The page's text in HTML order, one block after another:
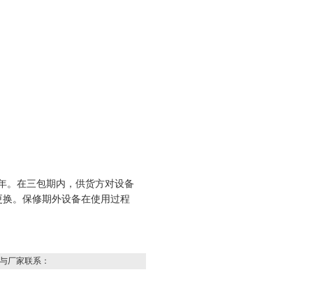
。在三包期内，供货方对设备
。保修期外设备在使用过程
厂家联系：